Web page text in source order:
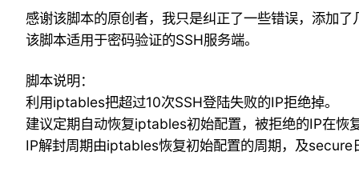
感谢该脚本的原创者，我只是纠正了一些错误，添加
该脚本适用于密码验证的SSH服务端。
脚本说明：
利用iptables把超过10次SSH登陆失败的IP拒绝掉。
建议定期自动恢复iptables初始配置，被拒绝的IP在恢
IP解封周期由iptables恢复初始配置的周期，及secure